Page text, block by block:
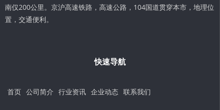
南仅200公里。京沪高速铁路，高速公路，104国道贯穿本市，地理位
置，交通便利。
快速导航
首页 公司简介 行业资讯 企业动态 联系我们